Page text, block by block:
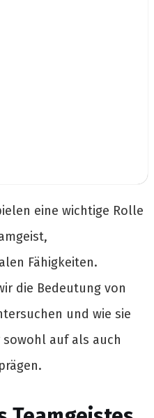
eine wichtige Rolle
Fähigkeiten.
die Bedeutung von
und wie sie
auf als auch